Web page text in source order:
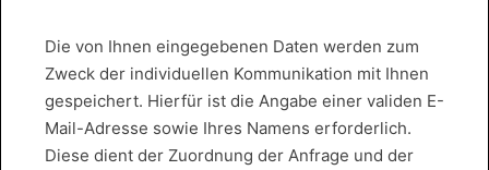
Die von Ihnen eingegebenen Daten werden zum
Zweck der individuellen Kommunikation mit Ihnen
gespeichert. Hierfür ist die Angabe einer validen E-
Mail-Adresse sowie Ihres Namens erforderlich.
Diese dient der Zuordnung der Anfrage und der